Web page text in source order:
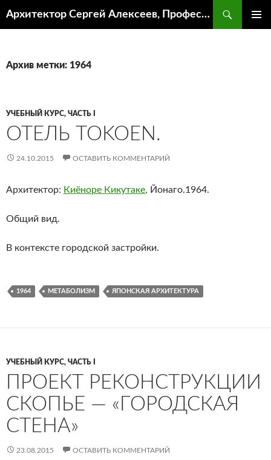
Архитектор Сергей Алексеев, Профессор кафедры ИА и АР ААИ ЮФУ
Архив метки: 1964
УЧЕБНЫЙ КУРС, ЧАСТЬ I
ОТЕЛЬ TOKOEN.
24.10.2015 ОСТАВИТЬ КОММЕНТАРИЙ
Архитектор: Киёноре Кикутаке, Йонаго.1964.
Общий вид.
В контексте городской застройки.
1964 МЕТАБОЛИЗМ ЯПОНСКАЯ АРХИТЕКТУРА
УЧЕБНЫЙ КУРС, ЧАСТЬ I
ПРОЕКТ РЕКОНСТРУКЦИИ
СКОПЬЕ — «ГОРОДСКАЯ
СТЕНА»
23.08.2015 ОСТАВИТЬ КОММЕНТАРИЙ